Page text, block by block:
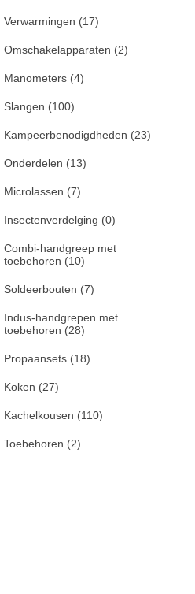
Verwarmingen (17)
Omschakelapparaten (2)
Manometers (4)
Slangen (100)
Kampeerbenodigdheden (23)
Onderdelen (13)
Microlassen (7)
Insectenverdelging (0)
Combi-handgreep met
toebehoren (10)
Soldeerbouten (7)
Indus-handgrepen met
toebehoren (28)
Propaansets (18)
Koken (27)
Kachelkousen (110)
Toebehoren (2)